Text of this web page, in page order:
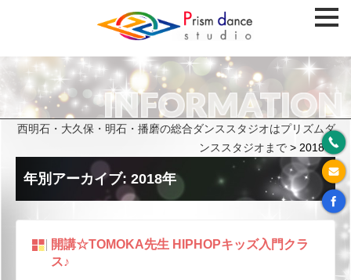
INFORMATION
西明石・大久保・明石・播磨の総合ダンススタジオはプリズムダ
ンススタジオまで > 2018年
年別アーカイブ: 2018年
開講☆TOMOKA先生 HIPHOPキッズ入門クラ
ス♪